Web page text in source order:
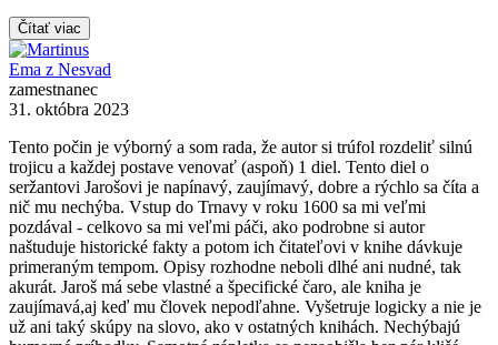
Čítať viac
Ema z Nesvad
zamestnanec
31. októbra 2023
Tento počin je výborný a som rada, že autor si trúfol rozdeliť silnú
trojicu a každej postave venovať (aspoň) 1 diel. Tento diel o
seržantovi Jarošovi je napínavý, zaujímavý, dobre a rýchlo sa číta a
nič mu nechýba. Vstup do Trnavy v roku 1600 sa mi veľmi
pozdával - celkovo sa mi veľmi páči, ako podrobne si autor
naštuduje historické fakty a potom ich čitateľovi v knihe dávkuje
primeraným tempom. Opisy rozhodne neboli dlhé ani nudné, tak
akurát. Jaroš má sebe vlastné a špecifické čaro, ale kniha je
zaujímavá,aj keď mu človek nepodľahne. Vyšetruje logicky a nie je
už ani taký skúpy na slovo, ako v ostatných knihách. Nechýbajú